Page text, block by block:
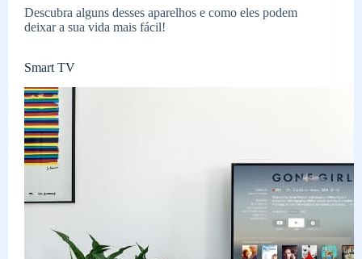
Descubra alguns desses aparelhos e como eles podem
deixar a sua vida mais fácil!
Smart TV